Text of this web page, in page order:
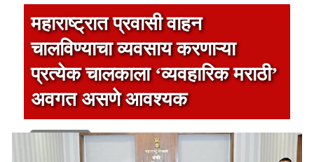
महाराष्ट्रात प्रवासी वाहन
चालविण्याचा व्यवसाय करणाऱ्या
प्रत्येक चालकाला ‘व्यवहारिक मराठी’
अवगत असणे आवश्यक
1 min read